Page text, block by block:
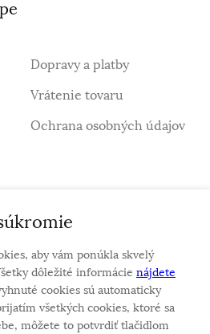
Dopravy a platby
Vrátenie tovaru
Ochrana osobných údajov
O nás
sa na predaj hodiniek
aby vám ponúkla skvelý
dôležité informácie nájdete
cookies sú automaticky
všetkých cookies, ktoré sa
môžete to potvrdiť tlačidlom